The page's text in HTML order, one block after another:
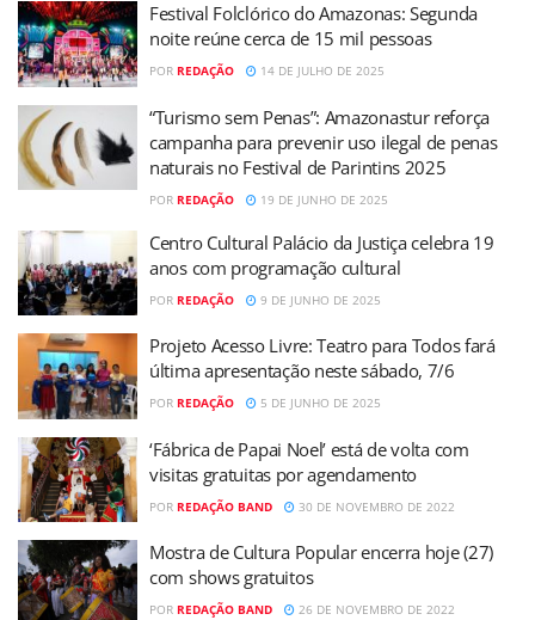
Festival Folclórico do Amazonas: Segunda
noite reúne cerca de 15 mil pessoas
POR REDAÇÃO 14 DE JULHO DE 2025
“Turismo sem Penas”: Amazonastur reforça
campanha para prevenir uso ilegal de penas
naturais no Festival de Parintins 2025
POR REDAÇÃO 19 DE JUNHO DE 2025
Centro Cultural Palácio da Justiça celebra 19
anos com programação cultural
POR REDAÇÃO 9 DE JUNHO DE 2025
Projeto Acesso Livre: Teatro para Todos fará
última apresentação neste sábado, 7/6
POR REDAÇÃO 5 DE JUNHO DE 2025
‘Fábrica de Papai Noel’ está de volta com
visitas gratuitas por agendamento
POR REDAÇÃO BAND 30 DE NOVEMBRO DE 2022
Mostra de Cultura Popular encerra hoje (27)
com shows gratuitos
POR REDAÇÃO BAND 26 DE NOVEMBRO DE 2022